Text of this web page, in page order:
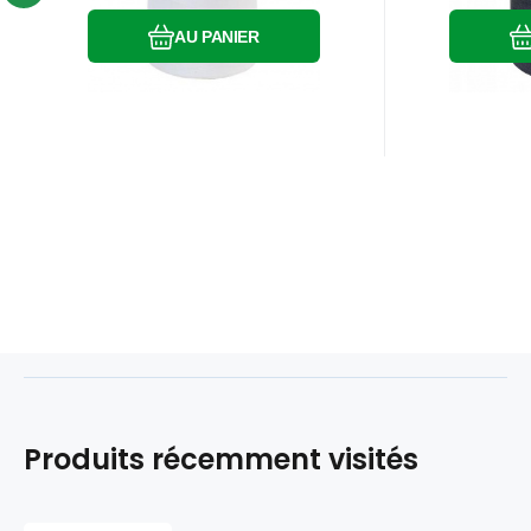
AU PANIER
Produits récemment visités